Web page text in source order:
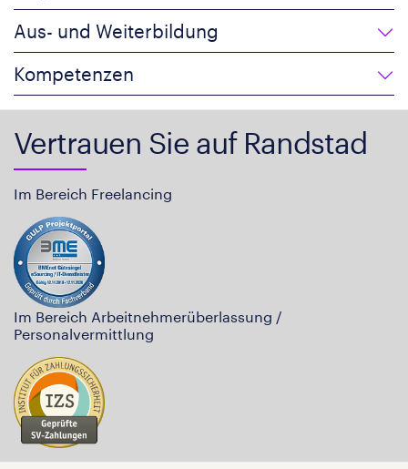
Aus- und Weiterbildung
Kompetenzen
Vertrauen Sie auf Randstad
Im Bereich Freelancing
Im Bereich Arbeitnehmerüberlassung /
Personalvermittlung